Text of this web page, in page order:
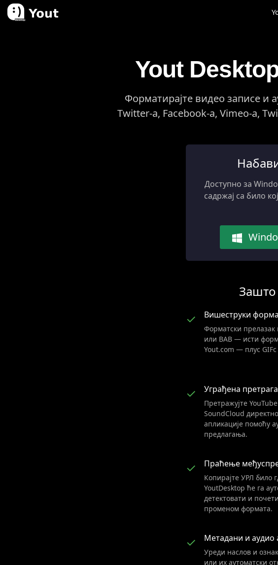
Yout
Форматирајте видео записе и
Twitter-а, Facebook-а, Vimeo-а,
Доступно за
садржај са било
Зашто
✓
Вишеструки
Форматски
или ВАВ — исти
Yout.com — плус
✓ Уграђена претрага
Претражујте
SoundCloud
апликације помоћу
предлагања.
✓ Праћење
Копирајте УРЛ било
YoutDesktop ће га
детектовати и
променом формата.
✓ Метадани и аудио
Уреди наслов и
или их аутоматски